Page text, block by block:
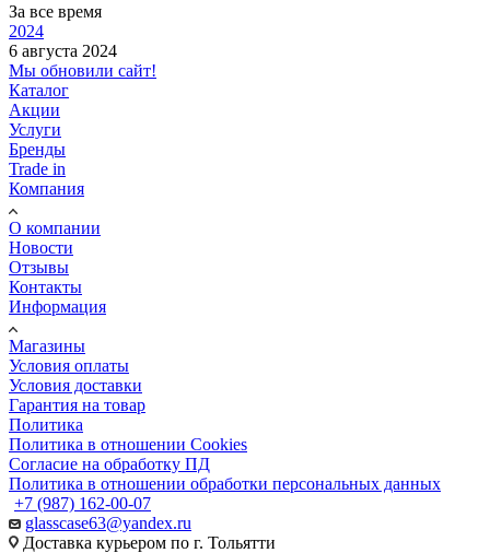
За все время
2024
6 августа 2024
Мы обновили сайт!
Каталог
Акции
Услуги
Бренды
Trade in
Компания
О компании
Новости
Отзывы
Контакты
Информация
Магазины
Условия оплаты
Условия доставки
Гарантия на товар
Политика
Политика в отношении Cookies
Согласие на обработку ПД
Политика в отношении обработки персональных данных
+7 (987) 162-00-07
glasscase63@yandex.ru
Доставка курьером по г. Тольятти